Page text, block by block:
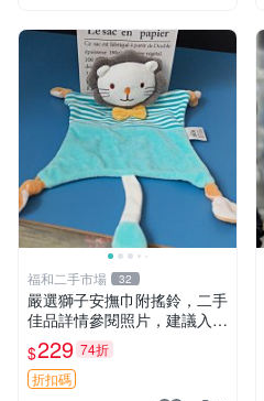
福和二手市場 32
嚴選獅子安撫巾附搖鈴，二手
佳品詳情參閱照片，建議入手
前多加斟酌。獅子 撫慰巾 達
人必備
$229 74折
折扣碼